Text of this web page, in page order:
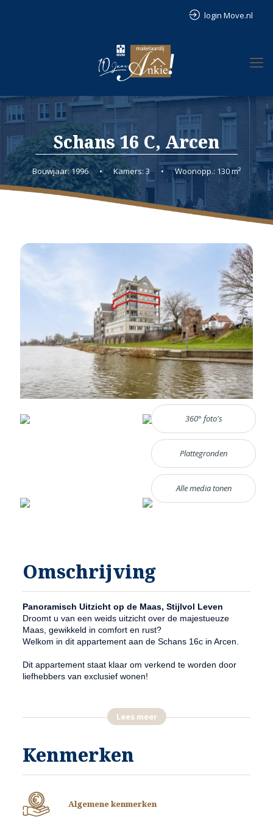
login Move.nl
Schans 16 C, Arcen
Bouwjaar: 1996 • Kamers: 3 • Woonopp.: 130 m²
360° foto's
Plattegronden
Alle media tonen
Omschrijving
Panoramisch Uitzicht op de Maas, Stijlvol Leven
Droomt u van een weids uitzicht over de majestueuze
Maas, gewikkeld in comfort en rust?
Welkom in dit appartement aan de Schans 16c in Arcen.
Dit appartement staat klaar om verkend te worden door
liefhebbers van exclusief wonen!
Gelegen op de vierde verdieping van het statige "la Tour
Voorzien van een fraaie woonkamer met uitzicht
over“Moeder Maas”, twee royale balkons, een semi-open
berging, biedt deze woning een uiterst comfortable
levensstijl.
Lees meer
Kenmerken
Algemene kenmerken